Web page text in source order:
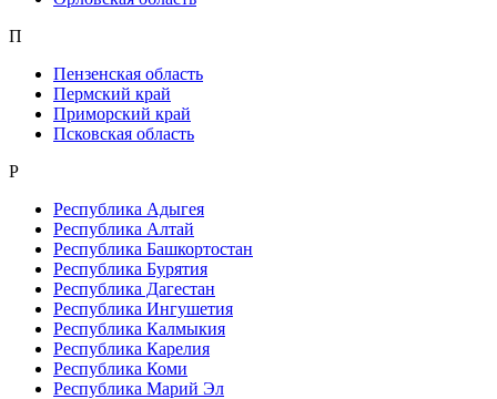
П
Пензенская область
Пермский край
Приморский край
Псковская область
Р
Республика Адыгея
Республика Алтай
Республика Башкортостан
Республика Бурятия
Республика Дагестан
Республика Ингушетия
Республика Калмыкия
Республика Карелия
Республика Коми
Республика Марий Эл